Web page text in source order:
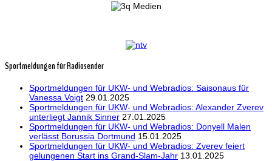
Sportmeldungen für Radiosender
Sportmeldungen für UKW- und Webradios: Saisonaus für
Vanessa Voigt 29.01.2025
Sportmeldungen für UKW- und Webradios: Alexander Zverev
unterliegt Jannik Sinner 27.01.2025
Sportmeldungen für UKW- und Webradios: Donyell Malen
verlässt Borussia Dortmund 15.01.2025
Sportmeldungen für UKW- und Webradios: Zverev feiert
gelungenen Start ins Grand-Slam-Jahr 13.01.2025